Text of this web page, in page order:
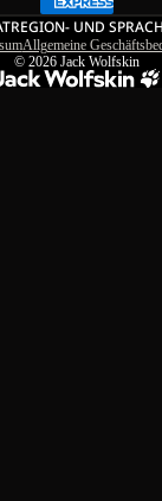
REGION- UND
Allgemeine
© 2026 Jack Wolfskin